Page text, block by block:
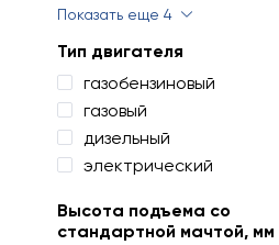
Показать еще 4
Тип двигателя
газобензиновый
газовый
дизельный
электрический
Высота подъема со
стандартной мачтой, мм